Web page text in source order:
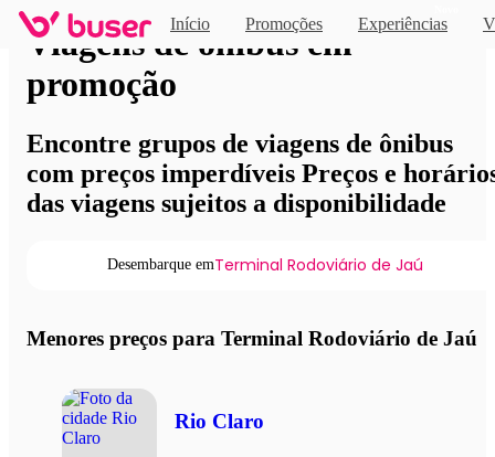
Início Promoções Experiências
Viagens de ônibus em
promoção
Encontre grupos de viagens de ônibus
com preços imperdíveis Preços e
das viagens sujeitos a disponibilidade
Desembarque emTerminal Rodoviário de Jaú
Menores preços para Terminal Rodoviário de Jaú
Rio Claro